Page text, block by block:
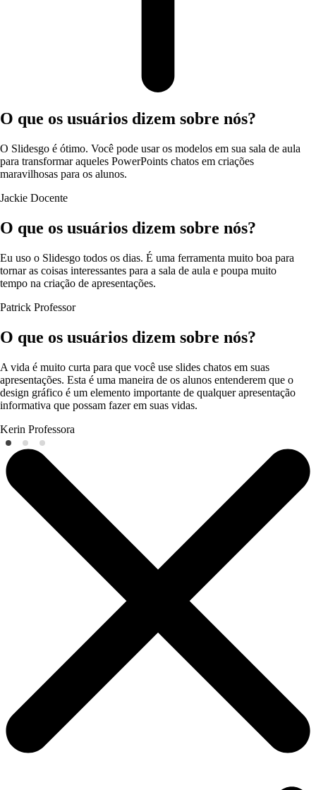
O que os usuários dizem sobre nós?
O Slidesgo é ótimo. Você pode usar os modelos em sua sala de aula
para transformar aqueles PowerPoints chatos em criações
maravilhosas para os alunos.
Jackie Docente
O que os usuários dizem sobre nós?
Eu uso o Slidesgo todos os dias. É uma ferramenta muito boa para
tornar as coisas interessantes para a sala de aula e poupa muito
tempo na criação de apresentações.
Patrick Professor
O que os usuários dizem sobre nós?
A vida é muito curta para que você use slides chatos em suas
apresentações. Esta é uma maneira de os alunos entenderem que o
design gráfico é um elemento importante de qualquer apresentação
informativa que possam fazer em suas vidas.
Kerin Professora